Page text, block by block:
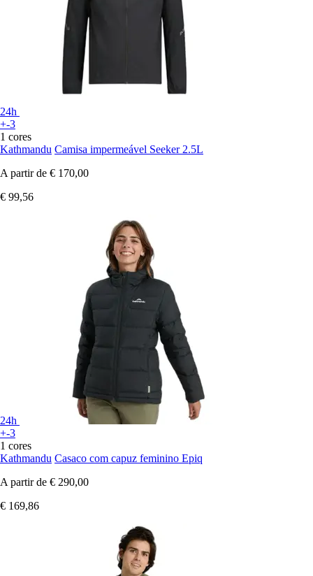
24h
+-3
1 cores
Kathmandu Camisa impermeável Seeker 2.5L
A partir de € 170,00
€ 99,56
24h
+-3
1 cores
Kathmandu Casaco com capuz feminino Epiq
A partir de € 290,00
€ 169,86